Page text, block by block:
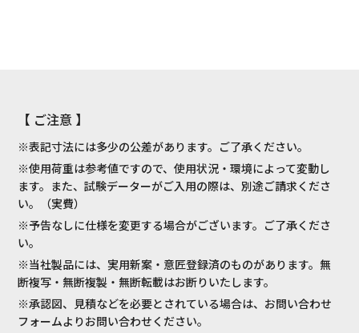
【 ご注意 】
※表記寸法には多少の公差があります。ご了承ください。
※使用荷重は参考値ですので、使用状況・環境によって変動し
ます。また、試験データーがご入用の際は、別途ご請求くださ
い。（実費）
※予告なしに仕様を変更する場合がございます。ご了承くださ
い。
※当社製品には、実用新案・意匠登録済のものがあります。無
断複写・無断複製・無断転載はお断りいたします。
※承認図、見積などを必要とされている場合は、お問い合わせ
フォームよりお問い合わせください。